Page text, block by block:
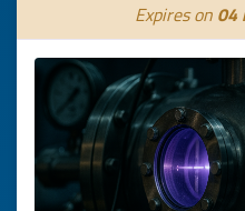
Expires on 04